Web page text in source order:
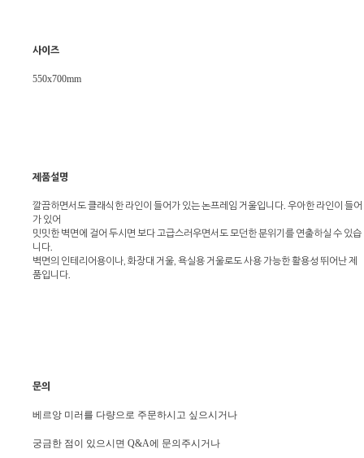
사이즈
550x700mm
제품설명
깔끔하면서도 클래식한 라인이 들어가 있는 논프레임 거울입니다. 우아한 라인이 들어
가 있어
밋밋한 벽면에 걸어 두시면 보다 고급스러우면서도 모던한 분위기를 연출하실 수 있습
니다.
벽면의 인테리어용이나, 화장대 거울, 욕실용 거울로도 사용 가능한 활용성 뛰어난 제
품입니다.
문의
베르앙 미러를 다량으로 주문하시고 싶으시거나
궁금한 점이 있으시면 Q&A에 문의주시거나